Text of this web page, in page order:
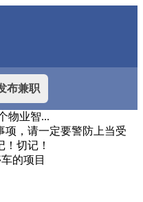
布兼职
物业智...
项，请一定要警防上当受
切记！
的项目